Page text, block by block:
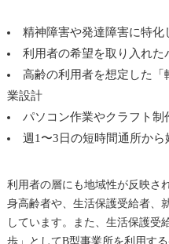
精神障害や発達障害に特化
利用者の希望を取り入れた
高齢の利用者を想定した
業設計
パソコン作業やクラフト
週1〜3日の短時間通所か
利用者の層にも地域性が反映さ
身高齢者や、生活保護受給者、
しています。また、生活保護受
歩」としてB型事業所を利用す